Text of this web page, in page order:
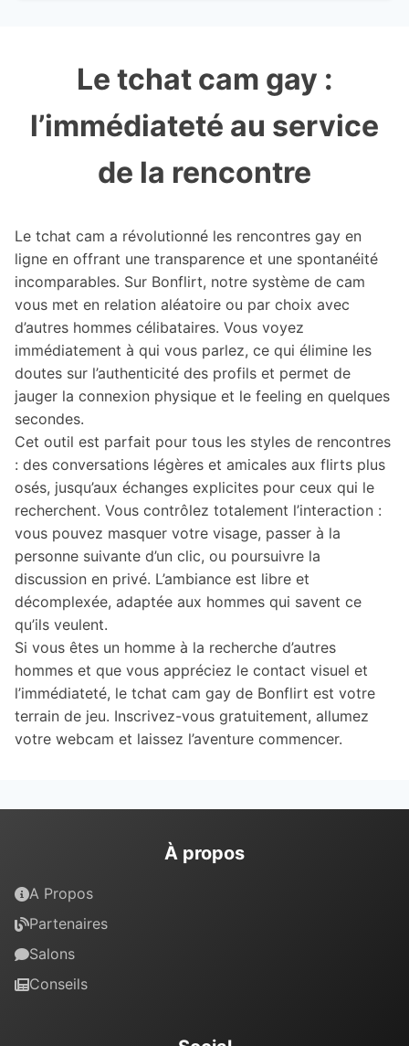
Le tchat cam gay :
l’immédiateté au service
de la rencontre
Le tchat cam a révolutionné les rencontres gay en
ligne en offrant une transparence et une spontanéité
incomparables. Sur Bonflirt, notre système de cam
vous met en relation aléatoire ou par choix avec
d’autres hommes célibataires. Vous voyez
immédiatement à qui vous parlez, ce qui élimine les
doutes sur l’authenticité des profils et permet de
jauger la connexion physique et le feeling en quelques
secondes.
Cet outil est parfait pour tous les styles de rencontres
: des conversations légères et amicales aux flirts plus
osés, jusqu’aux échanges explicites pour ceux qui le
recherchent. Vous contrôlez totalement l’interaction :
vous pouvez masquer votre visage, passer à la
personne suivante d’un clic, ou poursuivre la
discussion en privé. L’ambiance est libre et
décomplexée, adaptée aux hommes qui savent ce
qu’ils veulent.
Si vous êtes un homme à la recherche d’autres
hommes et que vous appréciez le contact visuel et
l’immédiateté, le tchat cam gay de Bonflirt est votre
terrain de jeu. Inscrivez-vous gratuitement, allumez
votre webcam et laissez l’aventure commencer.
À propos
A Propos
Partenaires
Salons
Conseils